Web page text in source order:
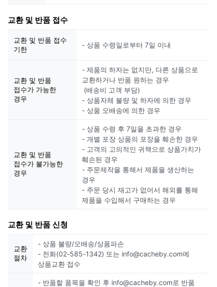
교환 및 반품 접수
교환 및 반품 접수
기한
- 상품 수령일로부터 7일 이내
교환 및 반품
접수가 가능한
경우
- 제품의 하자는 없지만, 다른 상품으로
교환하거나 반품 원하는 경우
(배송비 고객 부담)
- 상품자체 불량 및 하자에 의한 경우
- 상품 오배송에 의한 경우
교환 및 반품
접수가 불가능한
경우
- 상품 수령 후 7일을 초과한 경우
- 개별 포장 상품의 포장을 훼손한 경우
- 고객의 고의적인 귀책으로 상품가치가
훼손된 경우
- 주문제작을 통해서 제품을 생산하는
경우
- 주문 당시 재고가 없어서 해외를 통해
제품을 수입해서 구매하는 경우
교환 및 반품 신청
교환
절차
- 상품 불량/오배송/상품파손
- 전화(02-585-1342) 또는 info@cacheby.com에
상품교환 접수
- 반품할 품목을 확인 후 info@cacheby.com로 반품